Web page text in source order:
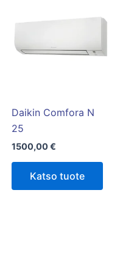
Daikin Comfora N
25
1500,00€
Katso tuote